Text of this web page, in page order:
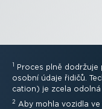
1 Proces plně dodržuje
osobní údaje řidičů.
cation) je zcela odolná
2 Aby mohla vozidla